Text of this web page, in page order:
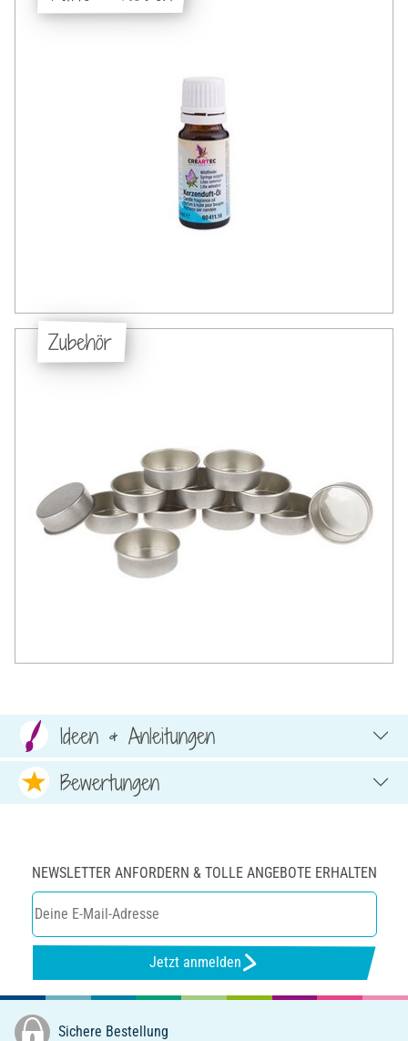
Zubehör
Ideen & Anleitungen
Bewertungen
NEWSLETTER ANFORDERN & TOLLE ANGEBOTE ERHALTEN
Jetzt anmelden
Sichere Bestellung